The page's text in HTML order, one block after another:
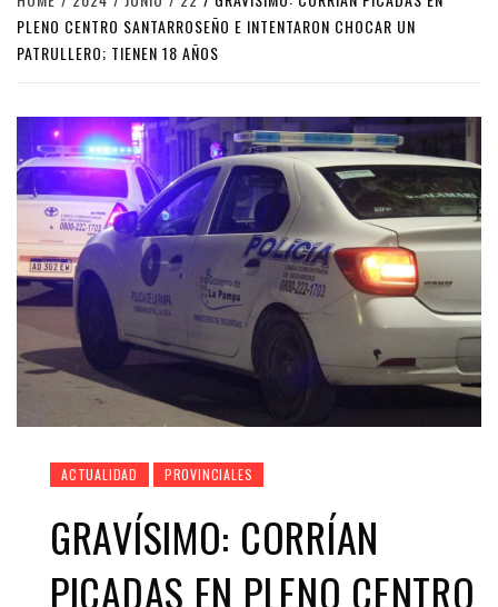
PLENO CENTRO SANTARROSEÑO E INTENTARON CHOCAR UN
PATRULLERO; TIENEN 18 AÑOS
ACTUALIDAD PROVINCIALES
GRAVÍSIMO: CORRÍAN
PICADAS EN PLENO CENTRO